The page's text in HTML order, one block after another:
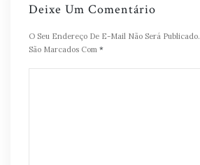
Deixe Um Comentário
O Seu Endereço De E-Mail Não Será Publicado.
São Marcados Com *